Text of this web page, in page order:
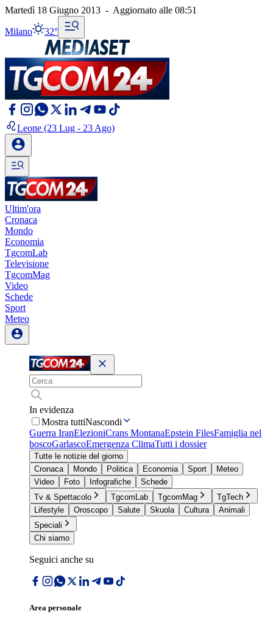
Martedì 18 Giugno 2013 - Aggiornato alle 08:51
Milano 32°
Leone (23 Lug - 23 Ago)
Ultim'ora
Cronaca
Mondo
Economia
TgcomLab
Televisione
TgcomMag
Video
Schede
Sport
Meteo
In evidenza
Mostra tuttiNascondi
Guerra IranElezioniCrans MontanaEpstein FilesFamiglia nel
boscoGarlascoEmergenza ClimaTutti i dossier
Tutte le notizie del giorno
Cronaca
Mondo Politica Economia Sport
Meteo
Video
Foto Infografiche
Schede
Tv & Spettacolo
TgcomLab TgcomMag
TgTech
Lifestyle
Oroscopo Salute Skuola Cultura
Animali
Speciali
Chi siamo
Seguici anche su
Area personale